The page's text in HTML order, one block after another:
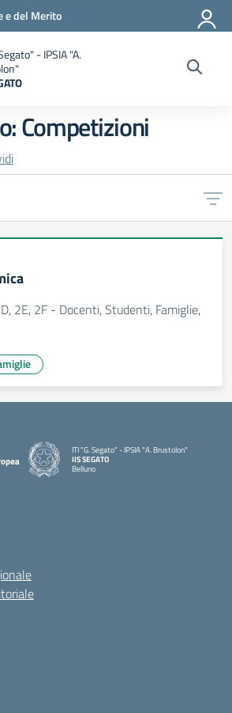
e del Merito
- IPSIA "A.
Competizioni
2E, 2F - Docenti, Studenti, Famiglie,
ITI "G. Segato" - IPSIA "A. Brustolon"
IIS SEGATO
Belluno